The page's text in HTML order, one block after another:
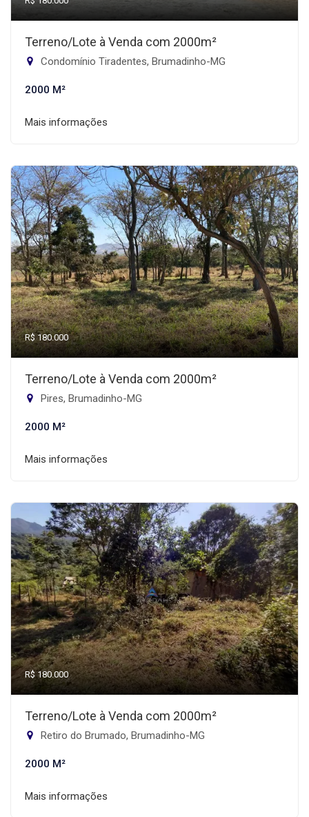
Terreno/Lote à Venda com 2000m²
Condomínio Tiradentes, Brumadinho-MG
2000 M²
Mais informações
R$ 180.000
Terreno/Lote à Venda com 2000m²
Pires, Brumadinho-MG
2000 M²
Mais informações
R$ 180.000
Terreno/Lote à Venda com 2000m²
Retiro do Brumado, Brumadinho-MG
2000 M²
Mais informações